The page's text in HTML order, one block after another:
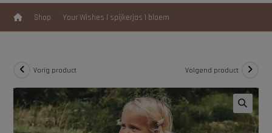
Shop Your Wishes | spijkerjas | bloem
Vorig product Volgend product